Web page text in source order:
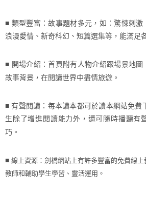
■ 類型豐富：故事題材多元，如：驚悚刺激
浪漫愛情、新奇科幻、短篇選集等，能滿足
■ 開場介紹：首頁附有人物介紹跟場景地
故事背景，在閱讀世界中盡情旅遊。
■ 有聲閱讀：每本讀本都可於讀本網站免費
生除了增進閱讀能力外，還可隨時播聽有
巧。
■ 線上資源：劍橋網站上有許多豐富的免費線
教師和輔助學生學習、靈活運用。